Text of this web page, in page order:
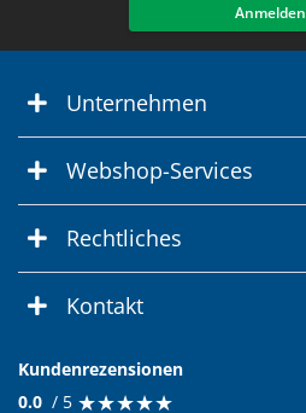
Anmelden
Unternehmen
Webshop-Services
Rechtliches
Kontakt
Kundenrezensionen
0.0 / 5 ★★★★★
★★★★★